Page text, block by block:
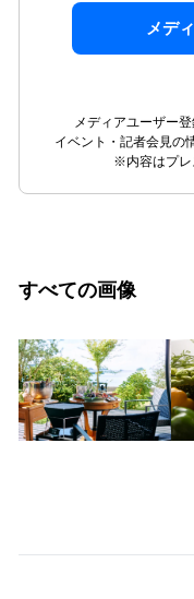
メデ
メディアユーザー
イベント・記者会見の
※内容はプレ
すべての画像